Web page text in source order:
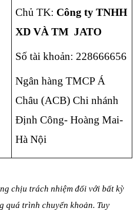
Chủ TK: Công ty TNHH
XD VÀ TM  JATO
Số tài khoản: 228666656
Ngân hàng TMCP Á
Châu (ACB) Chi nhánh
Định Công- Hoàng Mai-
Hà Nội
chịu trách nhiệm đối với bất kỳ
quá trình chuyển khoản. Tuy